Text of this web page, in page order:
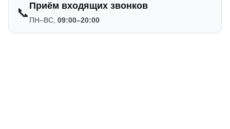
📞 Приём входящих звонков
ПН–ВС, 09:00–20:00